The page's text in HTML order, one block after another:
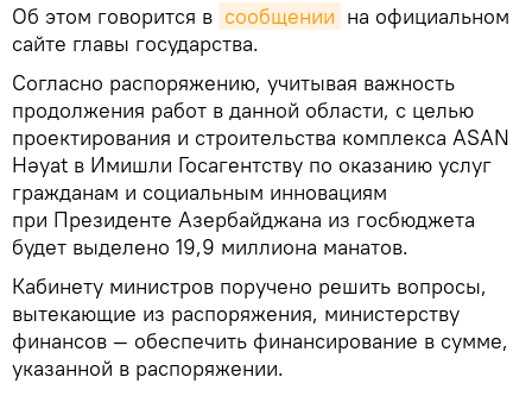
Об этом говорится в сообщении на официальном
сайте главы государства.
Согласно распоряжению, учитывая важность
продолжения работ в данной области, с целью
проектирования и строительства комплекса ASAN
Həyat в Имишли Госагентству по оказанию услуг
гражданам и социальным инновациям
при Президенте Азербайджана из госбюджета
будет выделено 19,9 миллиона манатов.
Кабинету министров поручено решить вопросы,
вытекающие из распоряжения, министерству
финансов — обеспечить финансирование в сумме,
указанной в распоряжении.